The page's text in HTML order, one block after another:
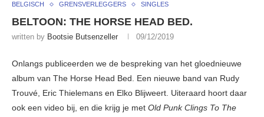
BELGISCH GRENSVERLEGGERS SINGLES
BELTOON: THE HORSE HEAD BED.
written by Bootsie Butsenzeller 09/12/2019
Onlangs publiceerden we de bespreking van het gloednieuwe
album van The Horse Head Bed. Een nieuwe band van Rudy
Trouvé, Eric Thielemans en Elko Blijweert. Uiteraard hoort daar
ook een video bij, en die krijg je met Old Punk Clings To The